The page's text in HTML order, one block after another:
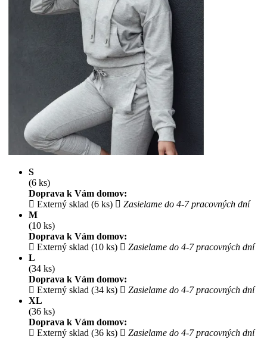
S
(6 ks)
Doprava k Vám domov:
Externý sklad (6 ks)
Zasielame do 4-7 pracovných dní
M
(10 ks)
Doprava k Vám domov:
Externý sklad (10 ks)
Zasielame do 4-7 pracovných dní
L
(34 ks)
Doprava k Vám domov:
Externý sklad (34 ks)
Zasielame do 4-7 pracovných dní
XL
(36 ks)
Doprava k Vám domov:
Externý sklad (36 ks)
Zasielame do 4-7 pracovných dní